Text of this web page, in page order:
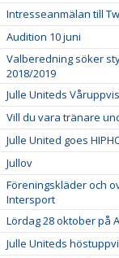
Intresseanmälan till
Audition 10 juni
Valberedning söker
2018/2019
Julle Uniteds
Vill du vara tränare
Julle United goes
Jullov
Föreningskläder och
Intersport
Lördag 28 oktober på
Julle Uniteds